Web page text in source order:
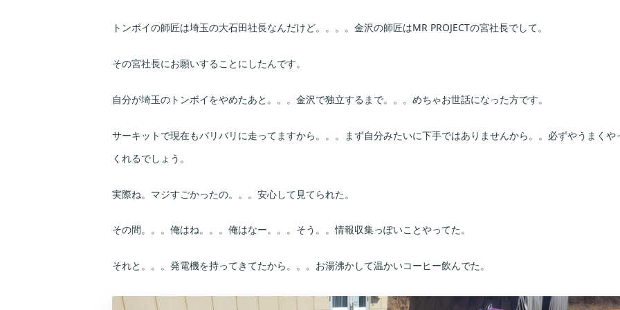
トンボイの師匠は埼玉の大石田社長なんだけど。。。。金沢の師匠はMR PROJECTの宮社長でして。
その宮社長にお願いすることにしたんです。
自分が埼玉のトンボイをやめたあと。。。金沢で独立するまで。。。めちゃお世話になった方です。
サーキットで現在もバリバリに走ってますから。。。まず自分みたいに下手ではありませんから。。必ずやうまくや
くれるでしょう。
実際ね。マジすごかったの。。。安心して見てられた。
その間。。。俺はね。。。俺はなー。。。そう。。情報収集っぽいことやってた。
それと。。。発電機を持ってきてたから。。。お湯沸かして温かいコーヒー飲んでた。